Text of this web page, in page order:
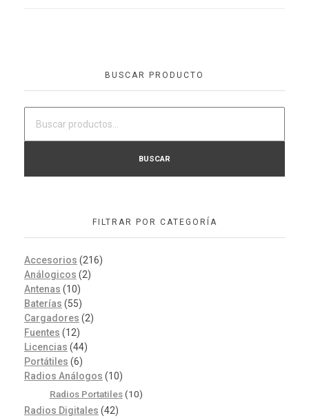
BUSCAR PRODUCTO
BUSCAR
FILTRAR POR CATEGORÍA
Accesorios (216)
Análogicos (2)
Antenas (10)
Baterías (55)
Cargadores (2)
Fuentes (12)
Licencias (44)
Portátiles (6)
Radios Análogos (10)
Radios Portatiles (10)
Radios Digitales (42)